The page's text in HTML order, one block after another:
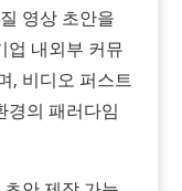
영상 초안을
업 내외부 커뮤
, 비디오 퍼스트
의 패러다임